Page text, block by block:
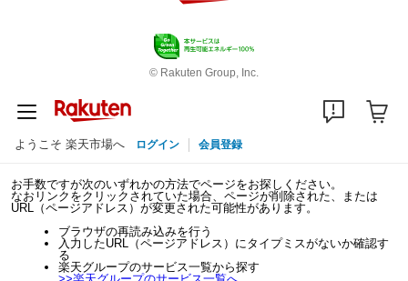
© Rakuten Group, Inc.
ようこそ 楽天市場へ ログイン 会員登録
お手数ですが次のいずれかの方法でページをお探しください。
なおリンクをクリックされていた場合、ページが削除された、または
URL（ページアドレス）が変更された可能性があります。
ブラウザの再読み込みを行う
入力したURL（ページアドレス）にタイプミスがないか確認す
る
楽天グループのサービス一覧から探す